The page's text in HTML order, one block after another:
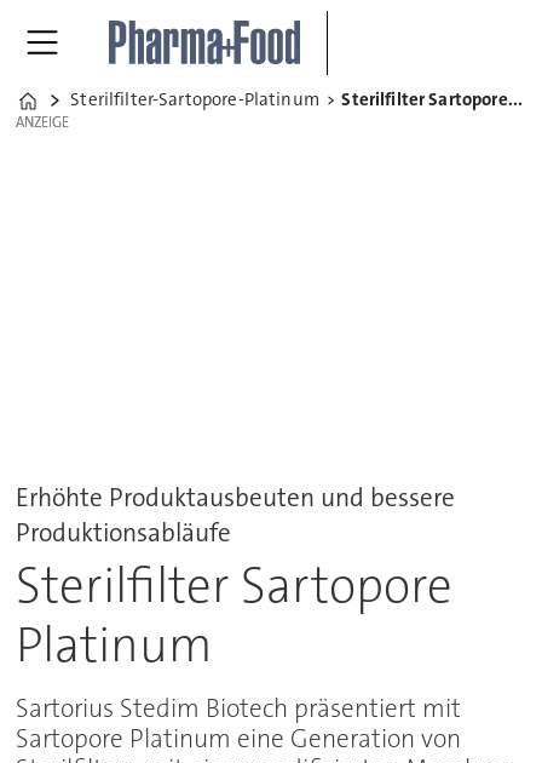
Home
Sterilfilter-Sartopore-Platinum Sterilfilter Sartopore Platinum
ANZEIGE
ANZEIGE
Erhöhte Produktausbeuten und bessere
Produktionsabläufe
Sterilfilter Sartopore
Platinum
Sartorius Stedim Biotech präsentiert mit
Sartopore Platinum eine Generation von